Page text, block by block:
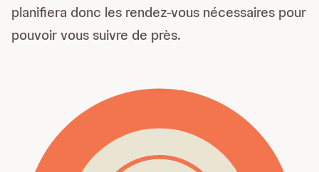
planifiera donc les rendez-vous nécessaires pour
pouvoir vous suivre de près.